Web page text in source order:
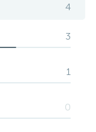
4
3
1
0